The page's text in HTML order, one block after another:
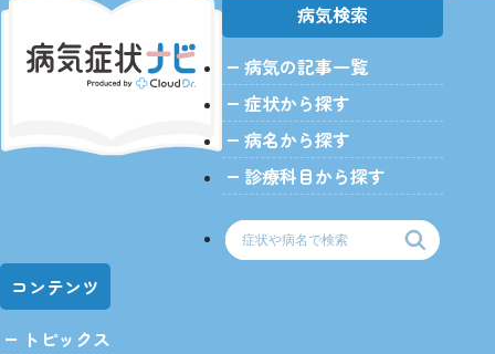
病気検索
病気の記事一覧
症状から探す
病名から探す
診療科目から探す
コンテンツ
トピックス